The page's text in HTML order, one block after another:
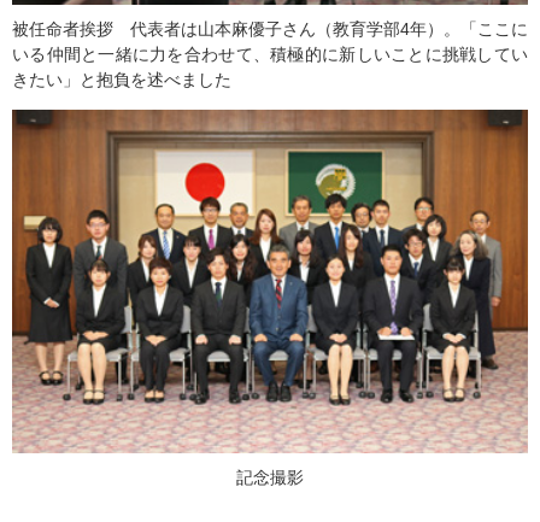
被任命者挨拶 代表者は山本麻優子さん（教育学部4年）。「ここに
いる仲間と一緒に力を合わせて、積極的に新しいことに挑戦してい
きたい」と抱負を述べました
記念撮影